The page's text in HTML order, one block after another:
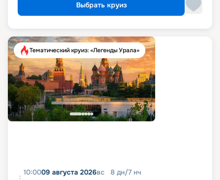
Выбрать круиз
Тематический круиз: «Легенды Урала»
10:0009 августа 2026вс 8 дн/7 нч